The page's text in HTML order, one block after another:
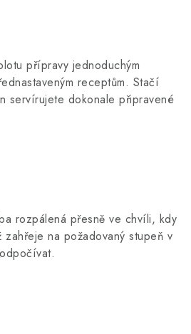
přípravy jednoduchým
receptům. Stačí
servírujete dokonale připravené
rozpálená přesně ve chvíli, kdy
na požadovaný stupeň v